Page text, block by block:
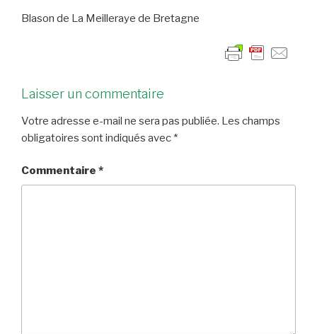
Blason de La Meilleraye de Bretagne
Laisser un commentaire
Votre adresse e-mail ne sera pas publiée. Les champs
obligatoires sont indiqués avec *
Commentaire *